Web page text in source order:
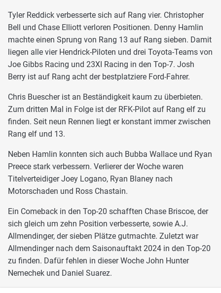
Tyler Reddick verbesserte sich auf Rang vier. Christopher
Bell und Chase Elliott verloren Positionen. Denny Hamlin
machte einen Sprung von Rang 13 auf Rang sieben. Damit
liegen alle vier Hendrick-Piloten und drei Toyota-Teams von
Joe Gibbs Racing und 23XI Racing in den Top-7. Josh
Berry ist auf Rang acht der bestplatziere Ford-Fahrer.
Chris Buescher ist an Beständigkeit kaum zu überbieten.
Zum dritten Mal in Folge ist der RFK-Pilot auf Rang elf zu
finden. Seit neun Rennen liegt er konstant immer zwischen
Rang elf und 13.
Neben Hamlin konnten sich auch Bubba Wallace und Ryan
Preece stark verbessern. Verlierer der Woche waren
Titelverteidiger Joey Logano, Ryan Blaney nach
Motorschaden und Ross Chastain.
Ein Comeback in den Top-20 schafften Chase Briscoe, der
sich gleich um zehn Position verbesserte, sowie A.J.
Allmendinger, der sieben Plätze gutmachte. Zuletzt war
Allmendinger nach dem Saisonauftakt 2024 in den Top-20
zu finden. Dafür fehlen in dieser Woche John Hunter
Nemechek und Daniel Suarez.